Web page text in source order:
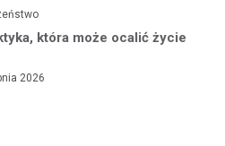
która może ocalić życie
2026